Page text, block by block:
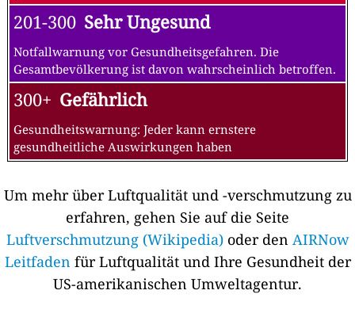
201-300 Sehr Ungesund
Notfallwarnung vor Gesundheitsgefahren. Die
Gesamtbevölkerung ist davon wahrscheinlich betroffen.
300+ Gefährlich
Gesundheitswarnung: Jeder kann ernstere
gesundheitliche Auswirkungen haben
Um mehr über Luftqualität und -verschmutzung zu
erfahren, gehen Sie auf die Seite
Luftverschmutzung (Wikipedia)oder den AIRNow
Leitfaden für Luftqualität und Ihre Gesundheit der
US-amerikanischen Umweltagentur.